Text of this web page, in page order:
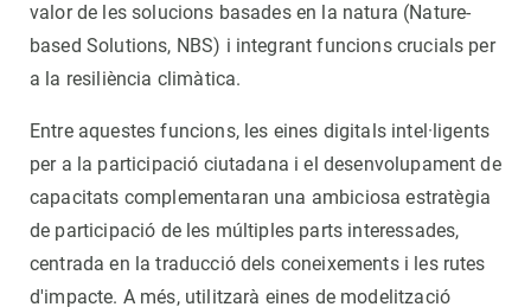
valor de les solucions basades en la natura (Nature-
based Solutions, NBS) i integrant funcions crucials per
a la resiliència climàtica.
Entre aquestes funcions, les eines digitals intel·ligents
per a la participació ciutadana i el desenvolupament de
capacitats complementaran una ambiciosa estratègia
de participació de les múltiples parts interessades,
centrada en la traducció dels coneixements i les rutes
d'impacte. A més, utilitzarà eines de modelització